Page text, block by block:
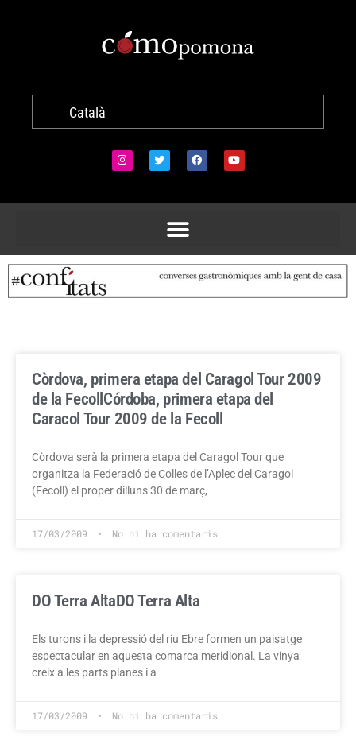
Català
Còrdova, primera etapa del Caragol Tour 2009
de la Fecoll Córdoba, primera etapa del
Caracol Tour 2009 de la Fecoll
Còrdova serà la primera etapa del Caragol Tour que
organitza la Federació de Colles de l’Aplec del Caragol
(Fecoll) el proper dilluns 30 de març,
17/03/2009 No hi ha comentaris
DO Terra Alta DO Terra Alta
Els turons i la depressió del riu Ebre formen un paisatge
espectacular en aquesta comarca meridional. La vinya
creix a les parts planes i a
17/03/2009 No hi ha comentaris